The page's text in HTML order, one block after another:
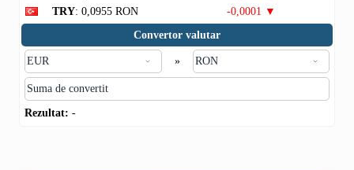
TRY: 0,0955 RON
-0,0001 ▼
Convertor valutar
»
Rezultat: -